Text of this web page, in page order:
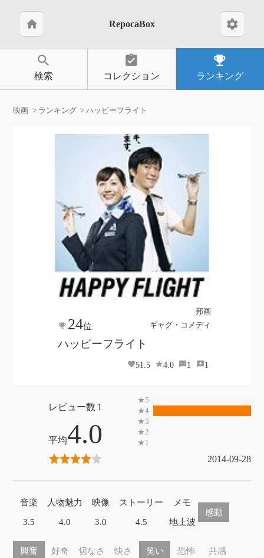
home RepocaBox settings
search
検索
assignment_turned_in
コレクション
emoji_events
ランキング
映画 ランキング ハッピーフライト
邦画
ギャグ・コメディ
24位
ハッピーフライト
51.5 4.0 1 1
1
4.0
2014-09-28
音楽
3.5
人物魅力
4.0
映像
3.0
ストーリー
4.5
メモ
地上波
感動
興奮 好奇 切なさ 快さ 笑い 恐怖 共感